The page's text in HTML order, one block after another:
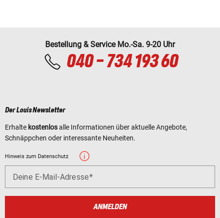
Bestellung & Service Mo.-Sa. 9-20 Uhr
040 - 734 193 60
Der Louis Newsletter
Erhalte kostenlosalle Informationen über aktuelle Angebote,
Schnäppchen oder interessante Neuheiten.
Hinweis zum Datenschutz
Deine E-Mail-Adresse
ANMELDEN